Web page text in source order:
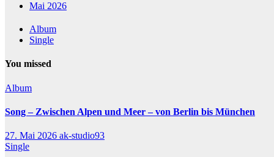
Mai 2026
Album
Single
You missed
Album
Song – Zwischen Alpen und Meer – von Berlin bis München
27. Mai 2026 ak-studio93
Single